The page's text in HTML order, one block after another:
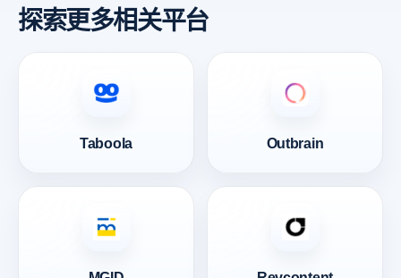
探索更多相关平台
Taboola Outbrain